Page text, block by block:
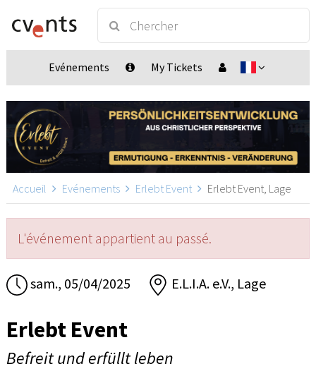
Evénements My Tickets
Accueil Evénements Erlebt Event Erlebt Event, Lage
L'événement appartient au passé.
sam., 05/04/2025 E.L.I.A. e.V., Lage
Erlebt Event
Befreit und erfüllt leben